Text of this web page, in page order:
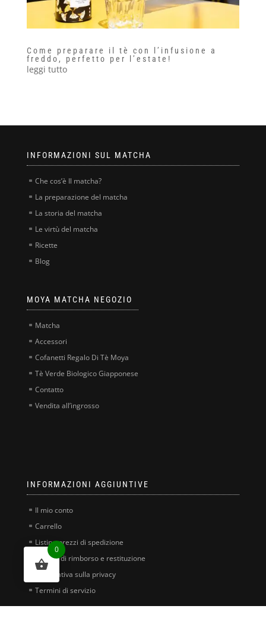
Come preparare il tè con l’infusione a
freddo, perfetto per l’estate!
leggi tutto
INFORMAZIONI SUL MATCHA
Che cos’è Il matcha?
La preparazione del matcha
La storia del matcha
Le virtù del matcha
Ricette
Blog
MOYA MATCHA NEGOZIO
Matcha
Accessori
Cofanetti Regalo Di Tè Moya
Tè Verde Biologico Giapponese
Contatto
Vendita all’ingrosso
INFORMAZIONI AGGIUNTIVE
Il mio conto
Carrello
Listino prezzi di spedizione
Politica di rimborso e restituzione
Informativa sulla privacy
Termini di servizio
0